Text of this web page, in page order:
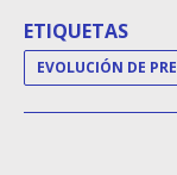
ETIQUETAS